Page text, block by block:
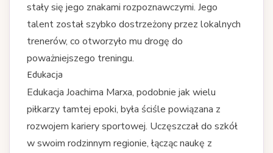
stały się jego znakami rozpoznawczymi. Jego
talent został szybko dostrzeżony przez lokalnych
trenerów, co otworzyło mu drogę do
poważniejszego treningu.
Edukacja
Edukacja Joachima Marxa, podobnie jak wielu
piłkarzy tamtej epoki, była ściśle powiązana z
rozwojem kariery sportowej. Uczęszczał do szkół
w swoim rodzinnym regionie, łącząc naukę z